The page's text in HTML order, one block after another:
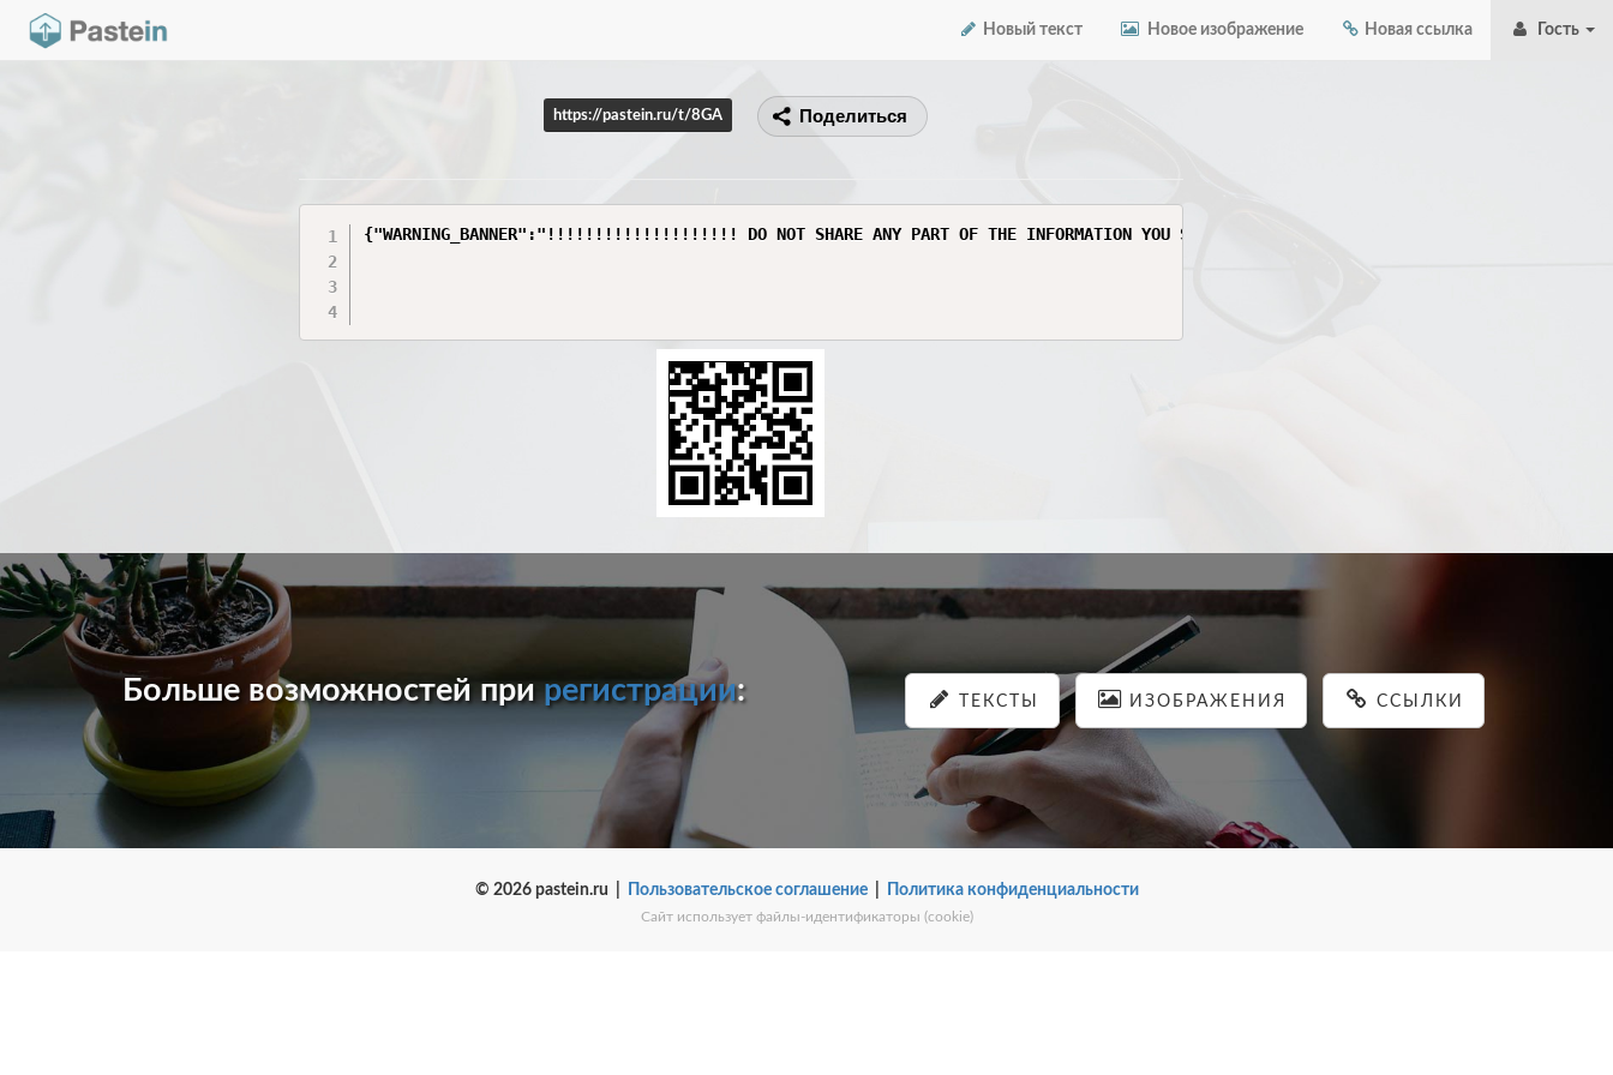
Новый текст Новое изображение Новая ссылка Гость
https://pastein.ru/t/8GA Поделиться
{"WARNING_BANNER":"!!!!!!!!!!!!!!!!!!!! DO NOT SHARE ANY PART OF THE INFORMATION YOU SEE HERE. THIS INFORMATION IS SENSITIVE AND CAN
Больше возможностей прирегистрации: ТЕКСТЫ ИЗОБРАЖЕНИЯ ССЫЛКИ
© 2026 pastein.ru | Пользовательское соглашение| Политика конфиденциальности
Сайт использует файлы-идентификаторы (cookie)